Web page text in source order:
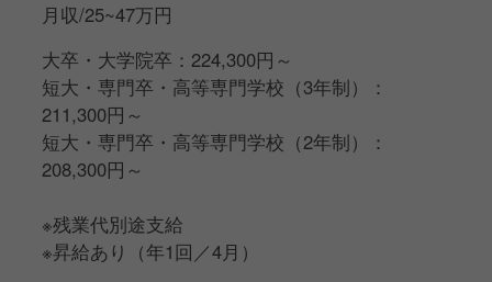
理などを実施します。
上長との定期的な面談やトレーニングを経て、店舗経
営のスキルを磨いていきましょう。
▼入社4年目以降▼
ストアマネジャーとして、店舗の経営を担います。
店舗運営の経験を活かし、新店舗の立ち上げや他部署
の業務に携わるチャンスがあります。
様々な経験を通して、課題解決能力を高めることがで
きます。
月収/25~47万円
大卒・大学院卒：224,300円～
短大・専門卒・高等専門学校（3年制）：
211,300円～
短大・専門卒・高等専門学校（2年制）：
208,300円～
※残業代別途支給
※昇給あり（年1回／4月）